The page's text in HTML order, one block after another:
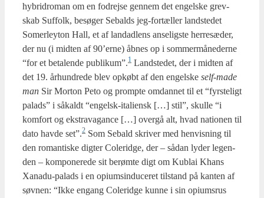
hybri­dro­man om en fodrej­se gen­nem det engel­ske grev­
skab Suf­folk, besø­ger Sebalds jeg-for­tæl­ler land­ste­det
Somer­leyton Hall, et af lan­dad­lens anse­lig­ste her­re­sæ­der,
der nu (i mid­ten af 90’erne) åbnes op i som­mer­må­ne­der­ne
“for et beta­len­de publikum”.1 Land­ste­det, der i mid­ten af
det 19. århund­re­de blev opkøbt af den engel­ske self-made
man Sir Mor­ton Peto og promp­te omdan­net til et “fyr­ste­ligt
palads” i såkaldt “engelsk-ita­li­ensk […] stil”, skul­le “i
kom­fort og ekstra­va­gan­ce […] over­gå alt, hvad natio­nen til
dato hav­de set”.2 Som Sebald skri­ver med hen­vis­ning til
den roman­ti­ske dig­ter Cole­rid­ge, der – sådan lyder leg­en­
den – kom­po­ne­re­de sit berøm­te digt om Kublai Khans
Xana­du-palads i en opi­ums­in­du­ce­ret til­stand på kan­ten af
søv­nen: “Ikke engang Cole­rid­ge kun­ne i sin opi­ums­rus